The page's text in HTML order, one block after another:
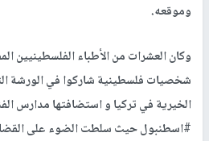
وموقعه.
وكان العشرات من الأطباء الفلسطينيين
شخصيات فلسطينية شاركوا في الورشة
الخيرية في تركيا و استضافتها مدارس
#اسطنبول حيث سلطت الضوء على